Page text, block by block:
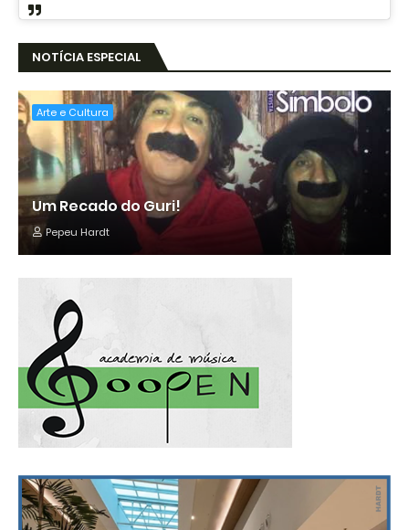
NOTÍCIA ESPECIAL
Arte e Cultura
Um Recado do Guri!
Pepeu Hardt